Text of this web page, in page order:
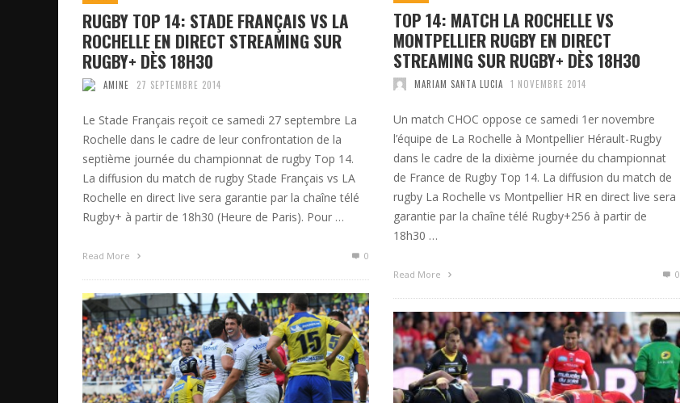
TOP 14: MATCH LA ROCHELLE VS
MONTPELLIER RUGBY EN DIRECT
STREAMING SUR RUGBY+ DÈS 18H30
MARIAM SANTA LUCIA 1 NOVEMBRE 2014
Un match CHOC oppose ce samedi 1er novembre
l’équipe de La Rochelle à Montpellier Hérault-Rugby
dans le cadre de la dixième journée du championnat
de France de Rugby Top 14. La diffusion du match de
rugby La Rochelle vs Montpellier HR en direct live sera
garantie par la chaîne télé Rugby+256 à partir de
18h30 …
Read More 0
RUGBY TOP 14: STADE FRANÇAIS VS LA
ROCHELLE EN DIRECT STREAMING SUR
RUGBY+ DÈS 18H30
AMINE 27 SEPTEMBRE 2014
Le Stade Français reçoit ce samedi 27 septembre La
Rochelle dans le cadre de leur confrontation de la
septième journée du championnat de rugby Top 14.
La diffusion du match de rugby Stade Français vs LA
Rochelle en direct live sera garantie par la chaîne télé
Rugby+ à partir de 18h30 (Heure de Paris). Pour …
Read More 0